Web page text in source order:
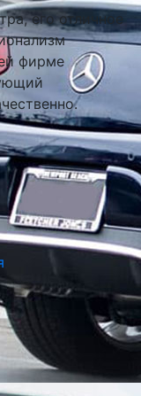
его отличное
фирме